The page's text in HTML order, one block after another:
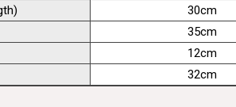
30cm
35cm
12cm
32cm